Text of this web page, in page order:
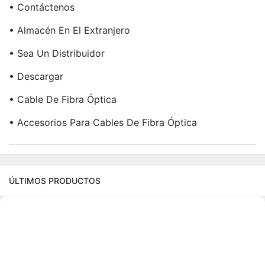
• Contáctenos
• Almacén En El Extranjero
• Sea Un Distribuidor
• Descargar
• Cable De Fibra Óptica
• Accesorios Para Cables De Fibra Óptica
ÚLTIMOS PRODUCTOS